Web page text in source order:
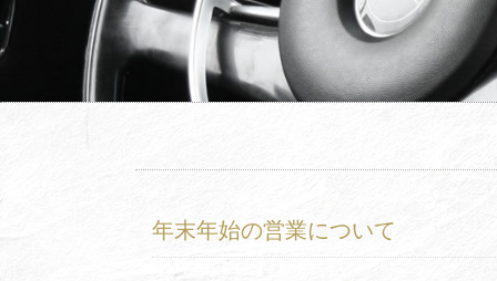
年末年始の営業について